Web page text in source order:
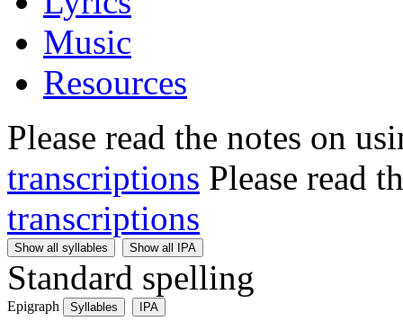
Music
Resources
Please read the notes on
transcriptions Please read
transcriptions
Show all syllables Show all IPA
Standard spelling
Epigraph Syllables IPA